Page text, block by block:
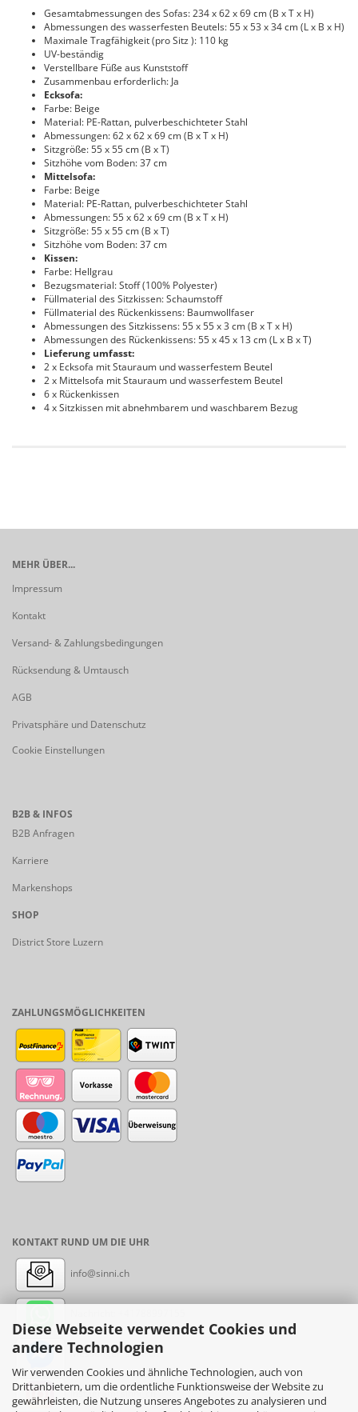
Diese Webseite verwendet Cookies und
andere Technologien
Wir verwenden Cookies und ähnliche Technologien, auch von
Drittanbietern, um die ordentliche Funktionsweise der Website zu
gewährleisten, die Nutzung unseres Angebotes zu analysieren und
Gesamtabmessungen des Sofas: 234 x 62 x 69 cm (B x T x H)
Abmessungen des wasserfesten Beutels: 55 x 53 x 34 cm (L x B x H)
Maximale Tragfähigkeit (pro Sitz ): 110 kg
UV-beständig
Verstellbare Füße aus Kunststoff
Zusammenbau erforderlich: Ja
Ecksofa:
Farbe: Beige
Material: PE-Rattan, pulverbeschichteter Stahl
Abmessungen: 62 x 62 x 69 cm (B x T x H)
Sitzgröße: 55 x 55 cm (B x T)
Sitzhöhe vom Boden: 37 cm
Mittelsofa:
Farbe: Beige
Material: PE-Rattan, pulverbeschichteter Stahl
Abmessungen: 55 x 62 x 69 cm (B x T x H)
Sitzgröße: 55 x 55 cm (B x T)
Sitzhöhe vom Boden: 37 cm
Kissen:
Farbe: Hellgrau
Bezugsmaterial: Stoff (100% Polyester)
Füllmaterial des Sitzkissen: Schaumstoff
Füllmaterial des Rückenkissens: Baumwollfaser
Abmessungen des Sitzkissens: 55 x 55 x 3 cm (B x T x H)
Abmessungen des Rückenkissens: 55 x 45 x 13 cm (L x B x T)
Lieferung umfasst:
2 x Ecksofa mit Stauraum und wasserfestem Beutel
2 x Mittelsofa mit Stauraum und wasserfestem Beutel
6 x Rückenkissen
4 x Sitzkissen mit abnehmbarem und waschbarem Bezug
MEHR ÜBER...
Impressum
Kontakt
Versand- & Zahlungsbedingungen
Rücksendung & Umtausch
AGB
Privatsphäre und Datenschutz
Cookie Einstellungen
B2B & INFOS
B2B Anfragen
Karriere
Markenshops
SHOP
District Store Luzern
ZAHLUNGSMÖGLICHKEITEN
KONTAKT RUND UM DIE UHR
info@sinni.ch
Messenger: sinni.ch
Instagram: sinni_ch